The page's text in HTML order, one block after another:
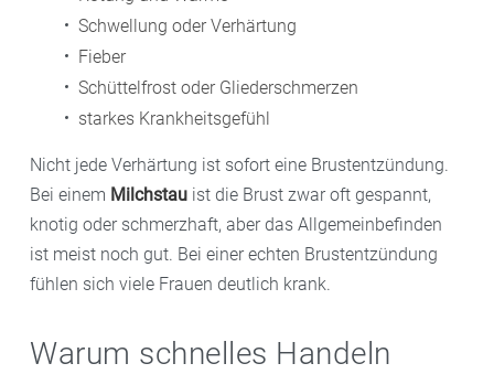
Schwellung oder Verhärtung
Fieber
Schüttelfrost oder Gliederschmerzen
starkes Krankheitsgefühl
Nicht jede Verhärtung ist sofort eine Brustentzündung.
Bei einem Milchstau ist die Brust zwar oft gespannt,
knotig oder schmerzhaft, aber das Allgemeinbefinden
ist meist noch gut. Bei einer echten Brustentzündung
fühlen sich viele Frauen deutlich krank.
Warum schnelles Handeln